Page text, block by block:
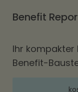
Benefit
Ihr kompakter
Benefit-